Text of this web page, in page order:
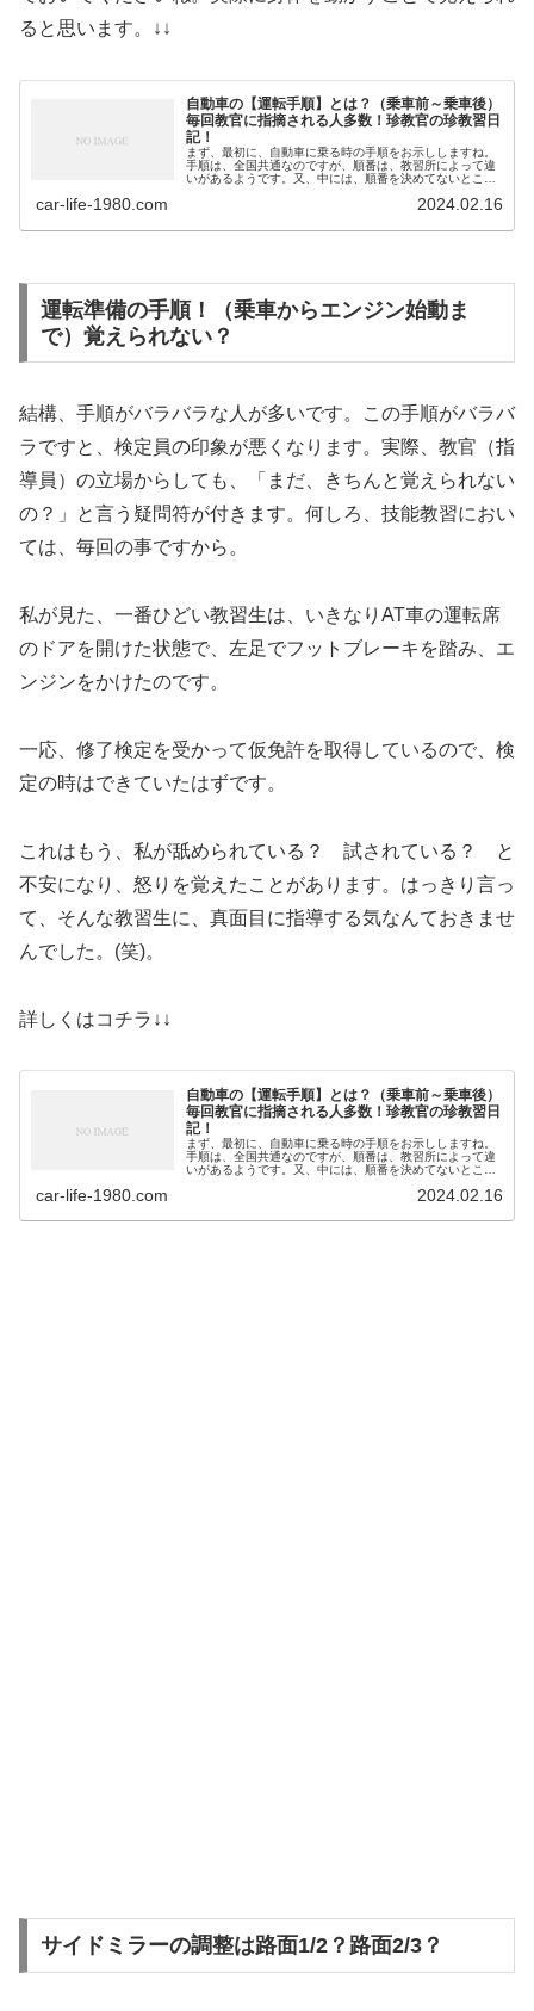
ると思います。↓↓
自動車の【運転手順】とは？（乗車前～乗車後）
毎回教官に指摘される人多数！珍教官の珍教習日
記！
まず、最初に、自動車に乗る時の手順をお示ししますね。
手順は、全国共通なのですが、順番は、教習所によって違
いがあるようです。又、中には、順番を決めてないところ
car-life-1980.com 2024.02.16
運転準備の手順！（乗車からエンジン始動ま
で）覚えられない？
結構、手順がバラバラな人が多いです。この手順がバラバ
ラですと、検定員の印象が悪くなります。実際、教官（指
導員）の立場からしても、「まだ、きちんと覚えられない
の？」と言う疑問符が付きます。何しろ、技能教習におい
ては、毎回の事ですから。
私が見た、一番ひどい教習生は、いきなりAT車の運転席
のドアを開けた状態で、左足でフットブレーキを踏み、エ
ンジンをかけたのです。
一応、修了検定を受かって仮免許を取得しているので、検
定の時はできていたはずです。
これはもう、私が舐められている？ 試されている？ と
不安になり、怒りを覚えたことがあります。はっきり言っ
て、そんな教習生に、真面目に指導する気なんておきませ
んでした。(笑)。
詳しくはコチラ↓↓
自動車の【運転手順】とは？（乗車前～乗車後）
毎回教官に指摘される人多数！珍教官の珍教習日
記！
まず、最初に、自動車に乗る時の手順をお示ししますね。
手順は、全国共通なのですが、順番は、教習所によって違
いがあるようです。又、中には、順番を決めてないところ
car-life-1980.com 2024.02.16
サイドミラーの調整は路面1/2？路面2/3？